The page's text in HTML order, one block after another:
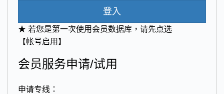
登入
★ 若您是第一次使用会员数据库，请先点选
【帐号启用】
会员服务申请/试用
申请专线：